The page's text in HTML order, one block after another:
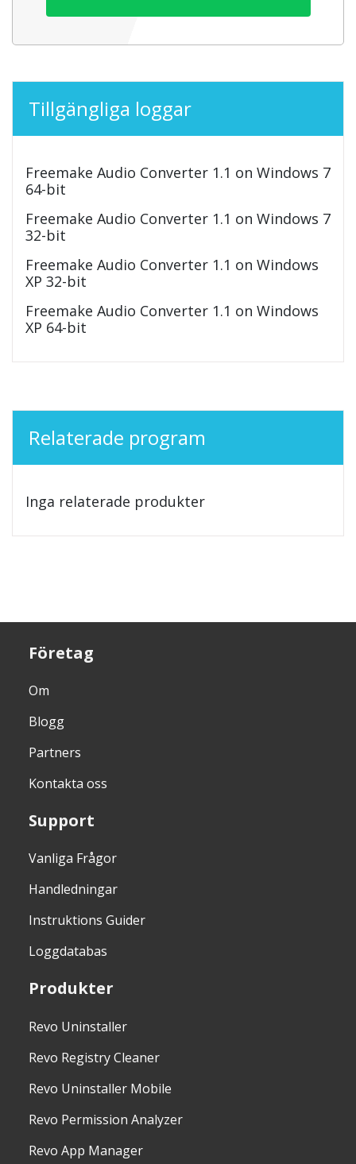
Tillgängliga loggar
Freemake Audio Converter 1.1 on Windows 7
64-bit
Freemake Audio Converter 1.1 on Windows 7
32-bit
Freemake Audio Converter 1.1 on Windows
XP 32-bit
Freemake Audio Converter 1.1 on Windows
XP 64-bit
Relaterade program
Inga relaterade produkter
Företag
Om
Blogg
Partners
Kontakta oss
Support
Vanliga Frågor
Handledningar
Instruktions Guider
Loggdatabas
Produkter
Revo Uninstaller
Revo Registry Cleaner
Revo Uninstaller Mobile
Revo Permission Analyzer
Revo App Manager